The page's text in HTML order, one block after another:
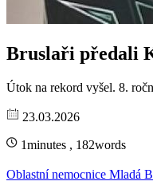
Bruslaři předali
Útok na rekord vyšel. 8.
23.03.2026
1minutes , 182words
Oblastní nemocnice Mladá